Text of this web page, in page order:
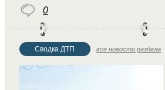
0
Сводка ДТП все новости раздела